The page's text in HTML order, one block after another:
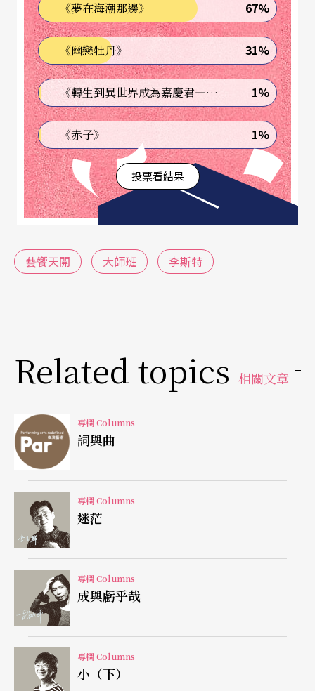
僅是因為李斯特高大英挺，在演奏時，他也非常有
個人魅力，所以台下觀眾的反應，會被描述成近乎
歇斯底里一般。因此，李斯特於一八四○年代舉辦
的鋼琴獨奏會，在歐洲所引發的現象被稱為「李斯
特狂」。也因為如此，他成了一位偶像巨星。女性
觀眾來聽他的音樂會，會穿著別有他肖像別針的衣
服，還會瘋狂搶奪他拋給觀眾的絲綢手帕和白手
套。
比他大六歲，而且拋下丈夫、離棄家庭的伯爵夫人
得對宗教很虔誠，他還成為一個低階的天主教神職
人員。是的，他火辣辣的生活讓人們感到有趣，但
這還不是故事的全部。
創造許多第一
對於西方音樂，李斯特是具有革命性地位的。現今
許多的音樂文化或現象，都是由他所樹立，其中一
個例子，就是整場的鋼琴獨奏會。在李斯特之前，
一場音樂會，是由好幾位聲樂家和器樂家一同混合
演出。就是李斯特，他把整場音樂會變成了他的個
人秀。他也是第一位把鋼琴在舞台上換角度，讓反
響板把聲音打向觀眾的鋼琴演奏家。這麼一來，觀
眾就可以看到他俊俏帥氣的側面，以及靈活修長的
《夢在海潮那邊》 67%
《幽戀牡丹》 31%
《轉生到異世界成為嘉慶君—發現我的祖先是詐騙集團!?》 1%
《赤子》 1%
投票看結果
藝饗天開 大師班 李斯特
Related topics 相關文章
專欄 Columns
詞與曲
專欄 Columns
迷茫
專欄 Columns
成與虧乎哉
專欄 Columns
小（下）